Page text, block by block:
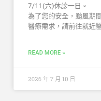
7/11(六)休診一日。
為了您的安全，颱風期
醫療需求，請前往就近
READ MORE »
2026 年 7 月 10 日